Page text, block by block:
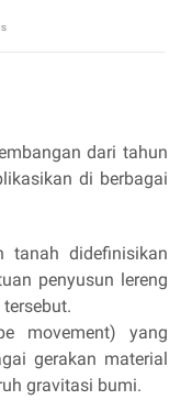
dari tahun
di berbagai
tanah didefinisikan
penyusun lereng
movement) yang
gerakan material
gravitasi bumi.